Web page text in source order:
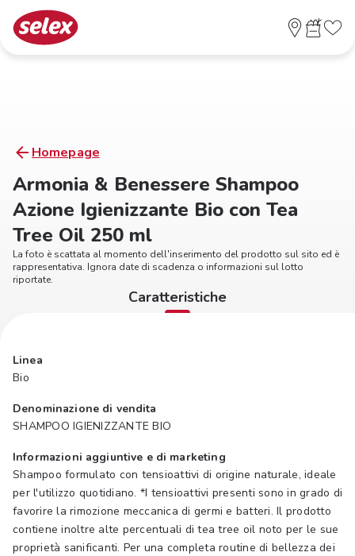
Homepage
Armonia & Benessere Shampoo
Azione Igienizzante Bio con Tea
Tree Oil 250 ml
La foto è scattata al momento dell'inserimento del prodotto sul sito ed è
rappresentativa. Ignora date di scadenza o informazioni sul lotto
riportate.
Caratteristiche
Linea
Bio
Denominazione di vendita
SHAMPOO IGIENIZZANTE BIO
Informazioni aggiuntive e di marketing
Shampoo formulato con tensioattivi di origine naturale, ideale
per l'utilizzo quotidiano. *I tensioattivi presenti sono in grado di
favorire la rimozione meccanica di germi e batteri. Il prodotto
contiene inoltre alte percentuali di tea tree oil noto per le sue
proprietà sanificanti. Per una completa routine di bellezza dei